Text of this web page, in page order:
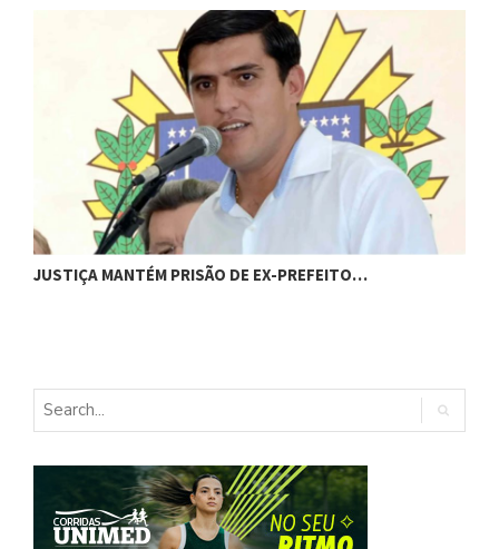
JUSTIÇA MANTÉM PRISÃO DE EX-PREFEITO…